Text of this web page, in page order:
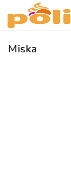
Miska